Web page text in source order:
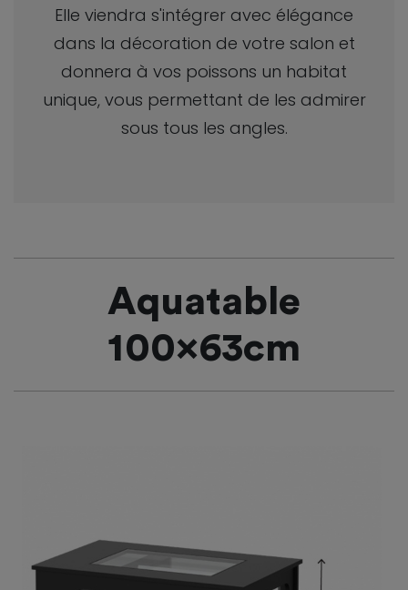
Elle viendra s'intégrer avec élégance
dans la décoration de votre salon et
donnera à vos poissons un habitat
unique, vous permettant de les admirer
sous tous les angles.
Aquatable
100x63cm